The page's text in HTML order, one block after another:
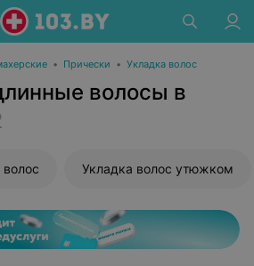
• Прически • Укладка волос
волосы в
Укладка волос утюжком